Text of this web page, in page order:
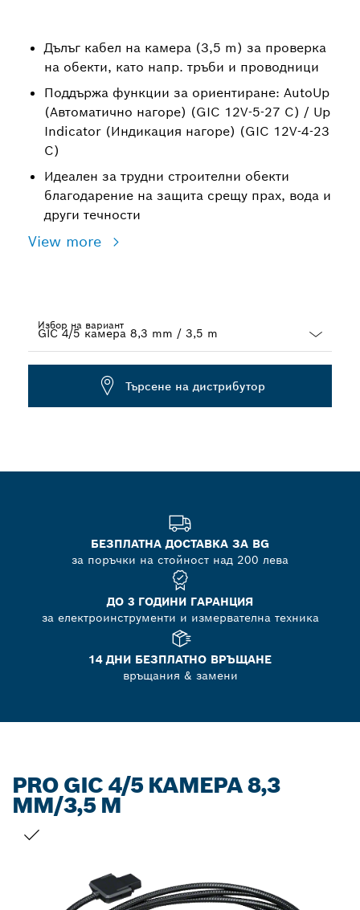
Дълъг кабел на камера (3,5 m) за проверка
на обекти, като напр. тръби и проводници
Поддържа функции за ориентиране: AutoUp
(Автоматично нагоре) (GIC 12V-5-27 C) / Up
Indicator (Индикация нагоре) (GIC 12V-4-23
C)
Идеален за трудни строителни обекти
благодарение на защита срещу прах, вода и
други течности
View more
Избор на вариант
Търсене на дистрибутор
БЕЗПЛАТНА ДОСТАВКА ЗА BG
за поръчки на стойност над 200 лева
ДО 3 ГОДИНИ ГАРАНЦИЯ
за електроинструменти и измервателна техника
14 ДНИ БЕЗПЛАТНО ВРЪЩАНЕ
връщания & замени
PRO GIC 4/5 КАМЕРА 8,3
MM/3,5 M